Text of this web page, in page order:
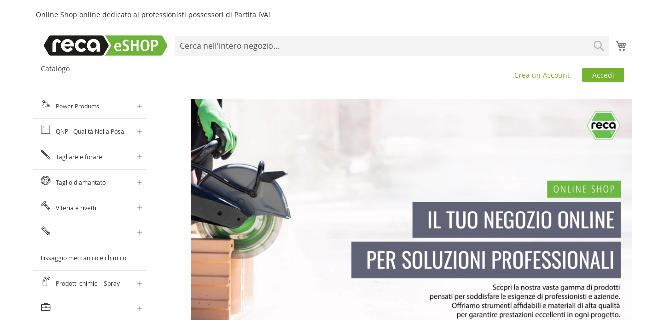
Online Shop online dedicato ai professionisti possessori di Partita IVA!
Carrello
Crea un Account Accedi
Catalogo
Power Products
QNP - Qualità Nella Posa
Tagliare e forare
Taglio diamantato
Viteria e rivetti
Fissaggio meccanico e chimico
Prodotti chimici - Spray